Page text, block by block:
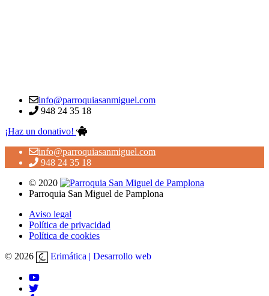
info@parroquiasanmiguel.com
948 24 35 18
¡Haz un donativo!
info@parroquiasanmiguel.com
948 24 35 18
© 2020
Parroquia San Miguel de Pamplona
Aviso legal
Política de privacidad
Política de cookies
© 2026
Erimática | Desarrollo web